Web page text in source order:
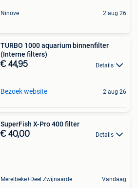
Ninove 2 aug 26
TURBO 1000 aquarium binnenfilter
(Interne filters)
€ 44,95 Details
Bezoek website 2 aug 26
SuperFish X-Pro 400 filter
€ 40,00 Details
Merelbeke+Deel Zwijnaarde Vandaag